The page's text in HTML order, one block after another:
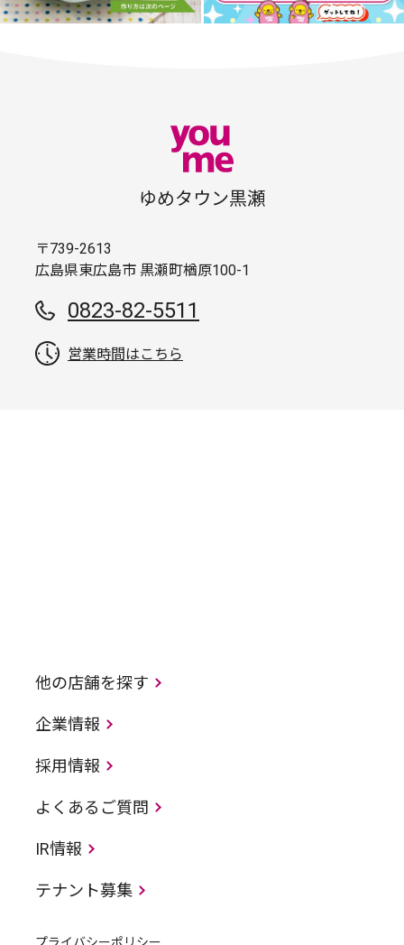
ゆめタウン黒瀬
〒739-2613
広島県東広島市 黒瀬町楢原100-1
0823-82-5511
営業時間はこちら
他の店舗を探す
企業情報
採用情報
よくあるご質問
IR情報
テナント募集